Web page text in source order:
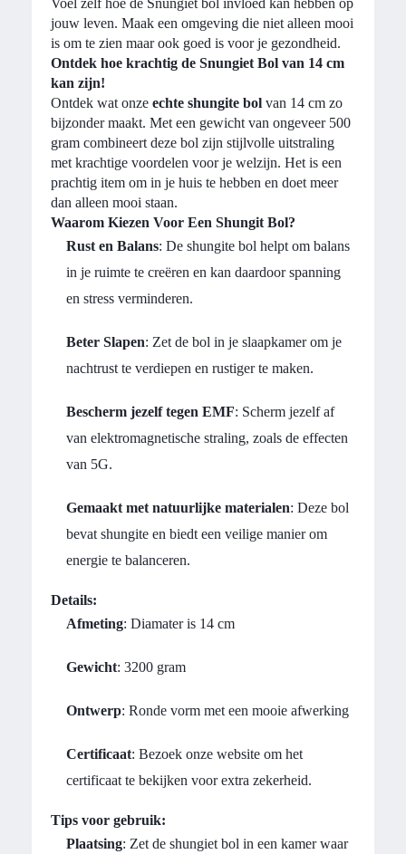
jouw leven. Maak een omgeving die niet alleen mooi
is om te zien maar ook goed is voor je gezondheid.
Ontdek hoe krachtig de Snungiet Bol van 14 cm
kan zijn!
Ontdek wat onze echte shungite bolvan 14 cm zo
bijzonder maakt. Met een gewicht van ongeveer 500
gram combineert deze bol zijn stijlvolle uitstraling
met krachtige voordelen voor je welzijn. Het is een
prachtig item om in je huis te hebben en doet meer
dan alleen mooi staan.
Waarom Kiezen Voor Een Shungit Bol?
Rust en Balans: De shungite bol helpt om balans
in je ruimte te creëren en kan daardoor spanning
en stress verminderen.
Beter Slapen: Zet de bol in je slaapkamer om je
nachtrust te verdiepen en rustiger te maken.
Bescherm jezelf tegen EMF: Scherm jezelf af
van elektromagnetische straling, zoals de effecten
van 5G.
Gemaakt met natuurlijke materialen: Deze bol
bevat shungite en biedt een veilige manier om
energie te balanceren.
Details:
Afmeting: Diamater is 14 cm
Gewicht: 3200 gram
Ontwerp: Ronde vorm met een mooie afwerking
Certificaat: Bezoek onze website om het
certificaat te bekijken voor extra zekerheid.
Tips voor gebruik:
Plaatsing: Zet de shungiet bol in een kamer waar